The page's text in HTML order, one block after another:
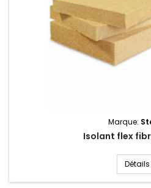
Marque:
Isolant flex
Détails